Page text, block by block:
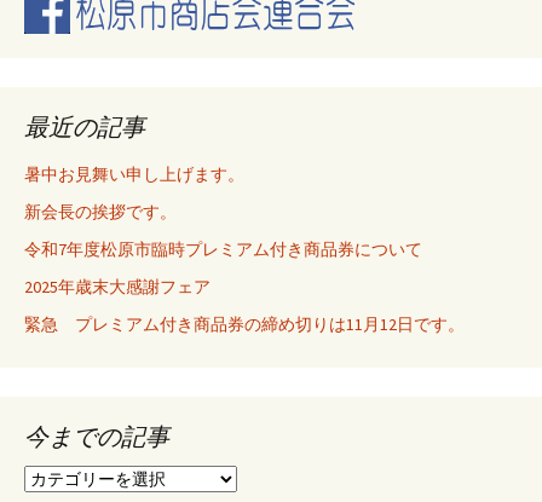
ビ
ゲ
ー
シ
ョ
ン
最近の記事
暑中お見舞い申し上げます。
新会長の挨拶です。
令和7年度松原市臨時プレミアム付き商品券について
2025年歳末大感謝フェア
緊急 プレミアム付き商品券の締め切りは11月12日です。
今までの記事
今